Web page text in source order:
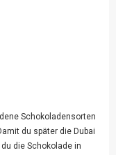
Schokoladensorten
du später die Dubai
die Schokolade in